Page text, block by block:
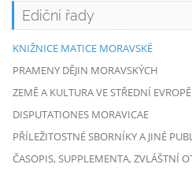
Ediční řady
KNIŽNICE MATICE MORAVSKÉ
PRAMENY DĚJIN MORAVSKÝCH
ZEMĚ A KULTURA VE STŘEDNÍ EVROPĚ
DISPUTATIONES MORAVICAE
PŘÍLEŽITOSTNÉ SBORNÍKY A JINÉ
ČASOPIS, SUPPLEMENTA, ZVLÁŠTNÍ